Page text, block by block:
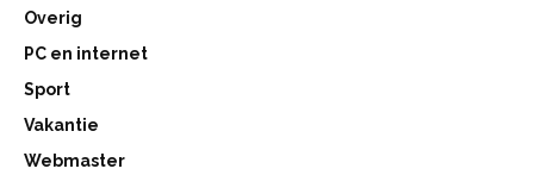
Overig
PC en internet
Sport
Vakantie
Webmaster